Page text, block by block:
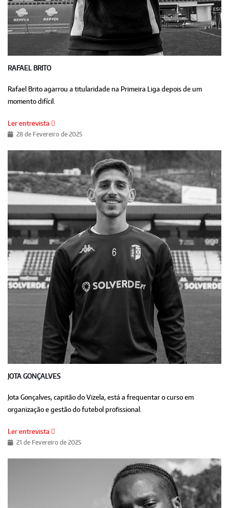
RAFAEL BRITO
Rafael Brito agarrou a titularidade na Primeira Liga depois de um
momento difícil.
Ler entrevista
28 de Fevereiro de 2025
JOTA GONÇALVES
Jota Gonçalves, capitão do Vizela, está a frequentar o curso em
organização e gestão do futebol profissional.
Ler entrevista
21 de Fevereiro de 2025